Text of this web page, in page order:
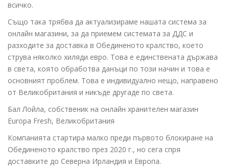
всичко.
Също така трябва да актуализираме нашата система за
онлайн магазини, за да приемем системата за ДДС и
разходите за доставка в Обединеното кралство, което
струва няколко хиляди евро. Това е единствената държава
в света, която обработва данъци по този начин и това е
основният проблем. Това е индивидуално нещо, направено
от Великобритания и никъде другаде по света.
Бал Лойла, собственик на онлайн хранителен магазин
Europa Fresh, Великобритания
Компанията стартира малко преди първото блокиране на
Обединеното кралство през 2020 г., но сега спря
доставките до Северна Ирландия и Европа.